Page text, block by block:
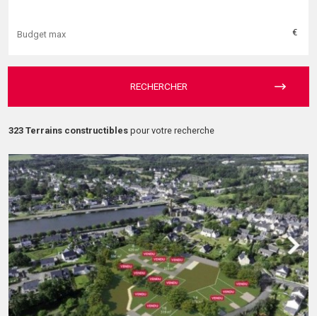
€
RECHERCHER
323 Terrains constructibles pour votre recherche